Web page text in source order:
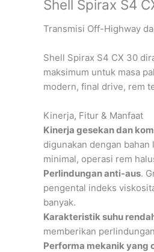
Shell Spirax S4
Transmisi Off-Highway
Shell Spirax S4 CX 30
maksimum untuk masa
modern, final drive, rem
Kinerja, Fitur & Manfaat
Kinerja gesekan dan
digunakan dengan
minimal, operasi rem
Perlindungan anti-aus.
pengental indeks
banyak.
Karakteristik suhu
memberikan
Performa mekanik yang